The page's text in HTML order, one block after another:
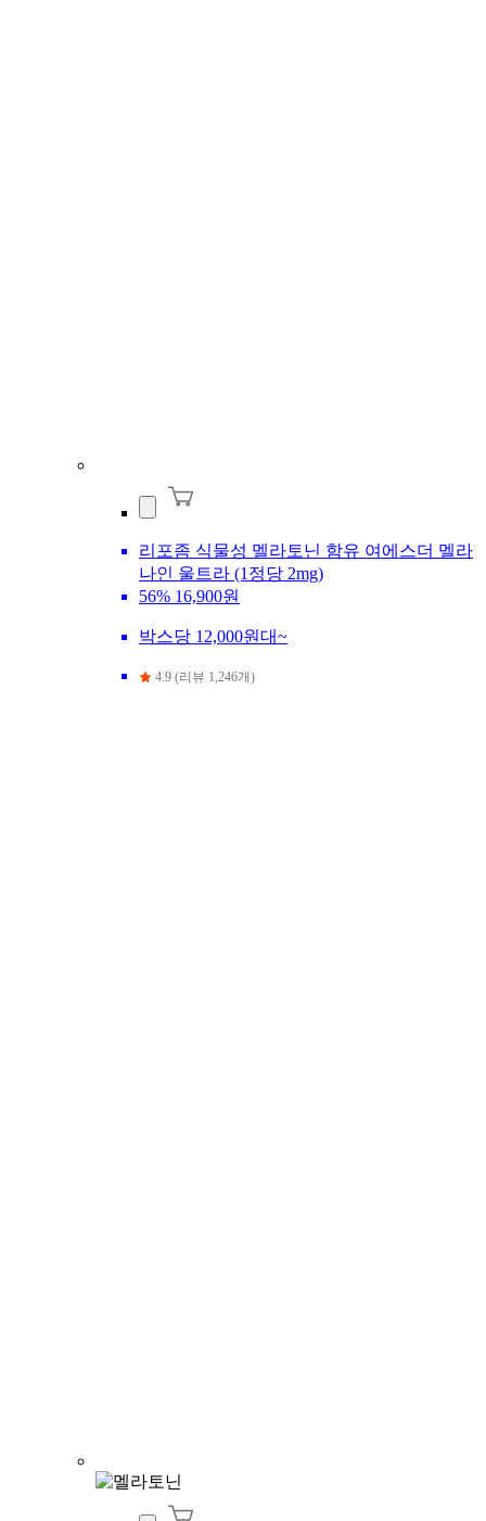
리포좀 식물성 멜라토닌 함유 여에스더 멜라
나인 울트라 (1정당 2mg)
56% 16,900원
박스당 12,000원대~
4.9 (리뷰 1,246개)